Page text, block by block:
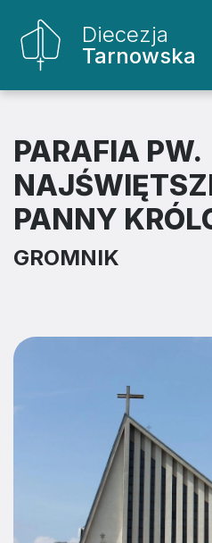
Diecezja
Tarnowska
PARAFIA PW.
PANNY
GROMNIK